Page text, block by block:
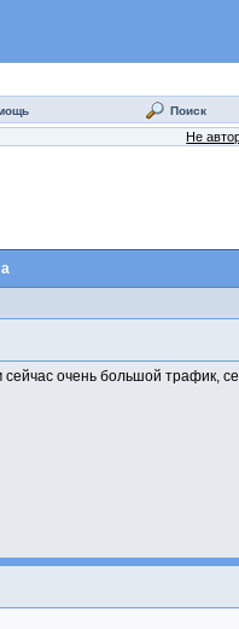
Поиск
Не
очень большой трафик,